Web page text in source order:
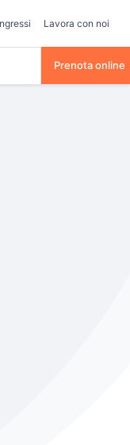
Lavora con noi
Prenota online